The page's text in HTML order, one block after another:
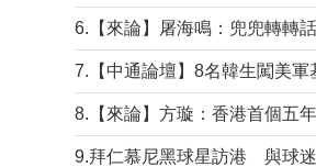
9.拜仁慕尼黑球星訪港 與球